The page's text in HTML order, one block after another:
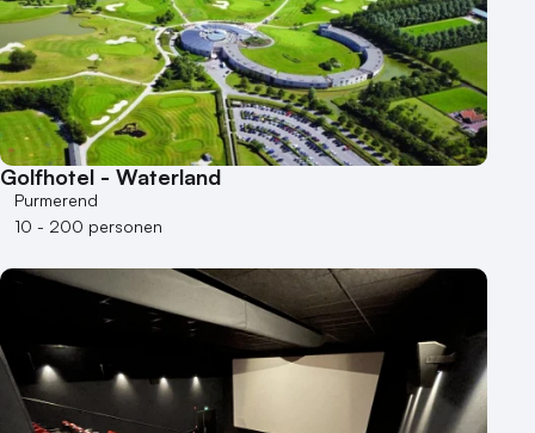
Golfhotel - Waterland
Purmerend
10 - 200 personen